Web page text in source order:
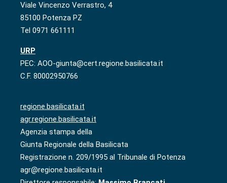
Viale Vincenzo Verrastro, 4
85100 Potenza PZ
Tel 0971 661111
URP
PEC: AOO-giunta@cert.regione.basilicata.it
C.F. 80002950766
regione.basilicata.it
agr.regione.basilicata.it
Agenzia stampa della
Giunta Regionale della Basilicata
Registrazione n. 209/1995 al Tribunale di Potenza
agr@regione.basilicata.it